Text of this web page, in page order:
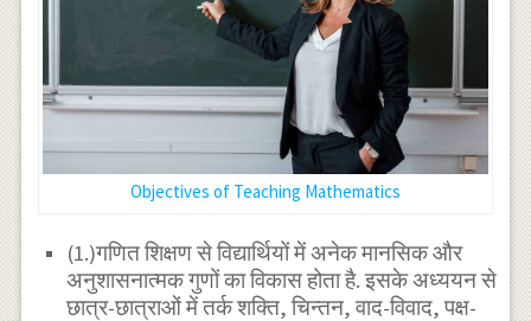
Objectives of Teaching Mathematics
(1.)गणित शिक्षण से विद्यार्थियों में अनेक मानसिक और
अनुशासनात्मक गुणों का विकास होता है. इसके अध्ययन से
छात्र-छात्राओं में तर्क शक्ति, चिन्तन, वाद-विवाद, पक्ष-